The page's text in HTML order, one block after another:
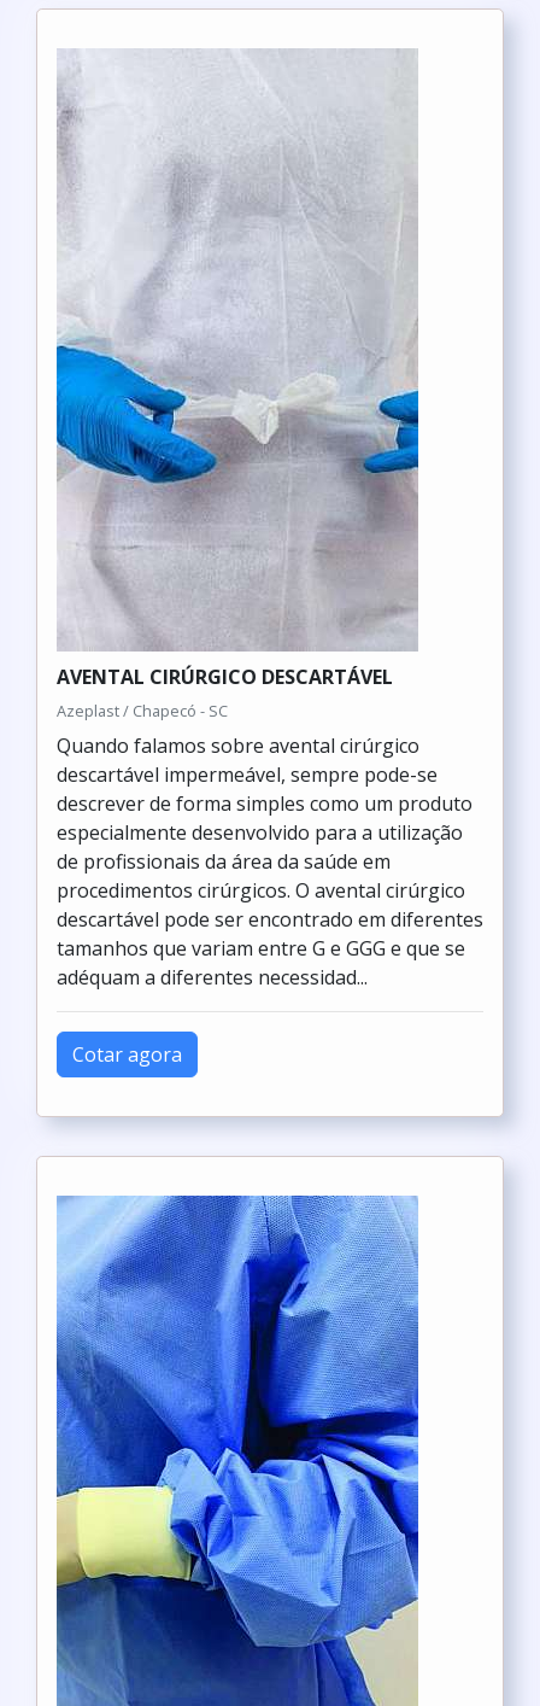
AVENTAL CIRÚRGICO DESCARTÁVEL
Azeplast / Chapecó - SC
Quando falamos sobre avental cirúrgico
descartável impermeável, sempre pode-se
descrever de forma simples como um produto
especialmente desenvolvido para a utilização
de profissionais da área da saúde em
procedimentos cirúrgicos. O avental cirúrgico
descartável pode ser encontrado em diferentes
tamanhos que variam entre G e GGG e que se
adéquam a diferentes necessidad...
Cotar agora